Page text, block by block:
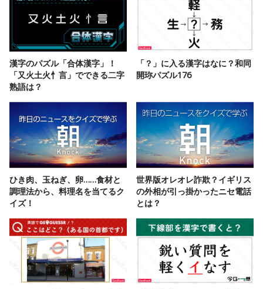
漢字のパズル「合体漢字」！
「又火土火忄言」でできる二字
熟語は？
「？」に入る漢字はなに？和同
開珎パズル176
ひき肉、玉ねぎ、卵……食材と
調理法から、料理名を当てるク
イズ！
世界版オレオレ詐欺？イギリス
の外相が引っ掛かったニセ電話
とは？